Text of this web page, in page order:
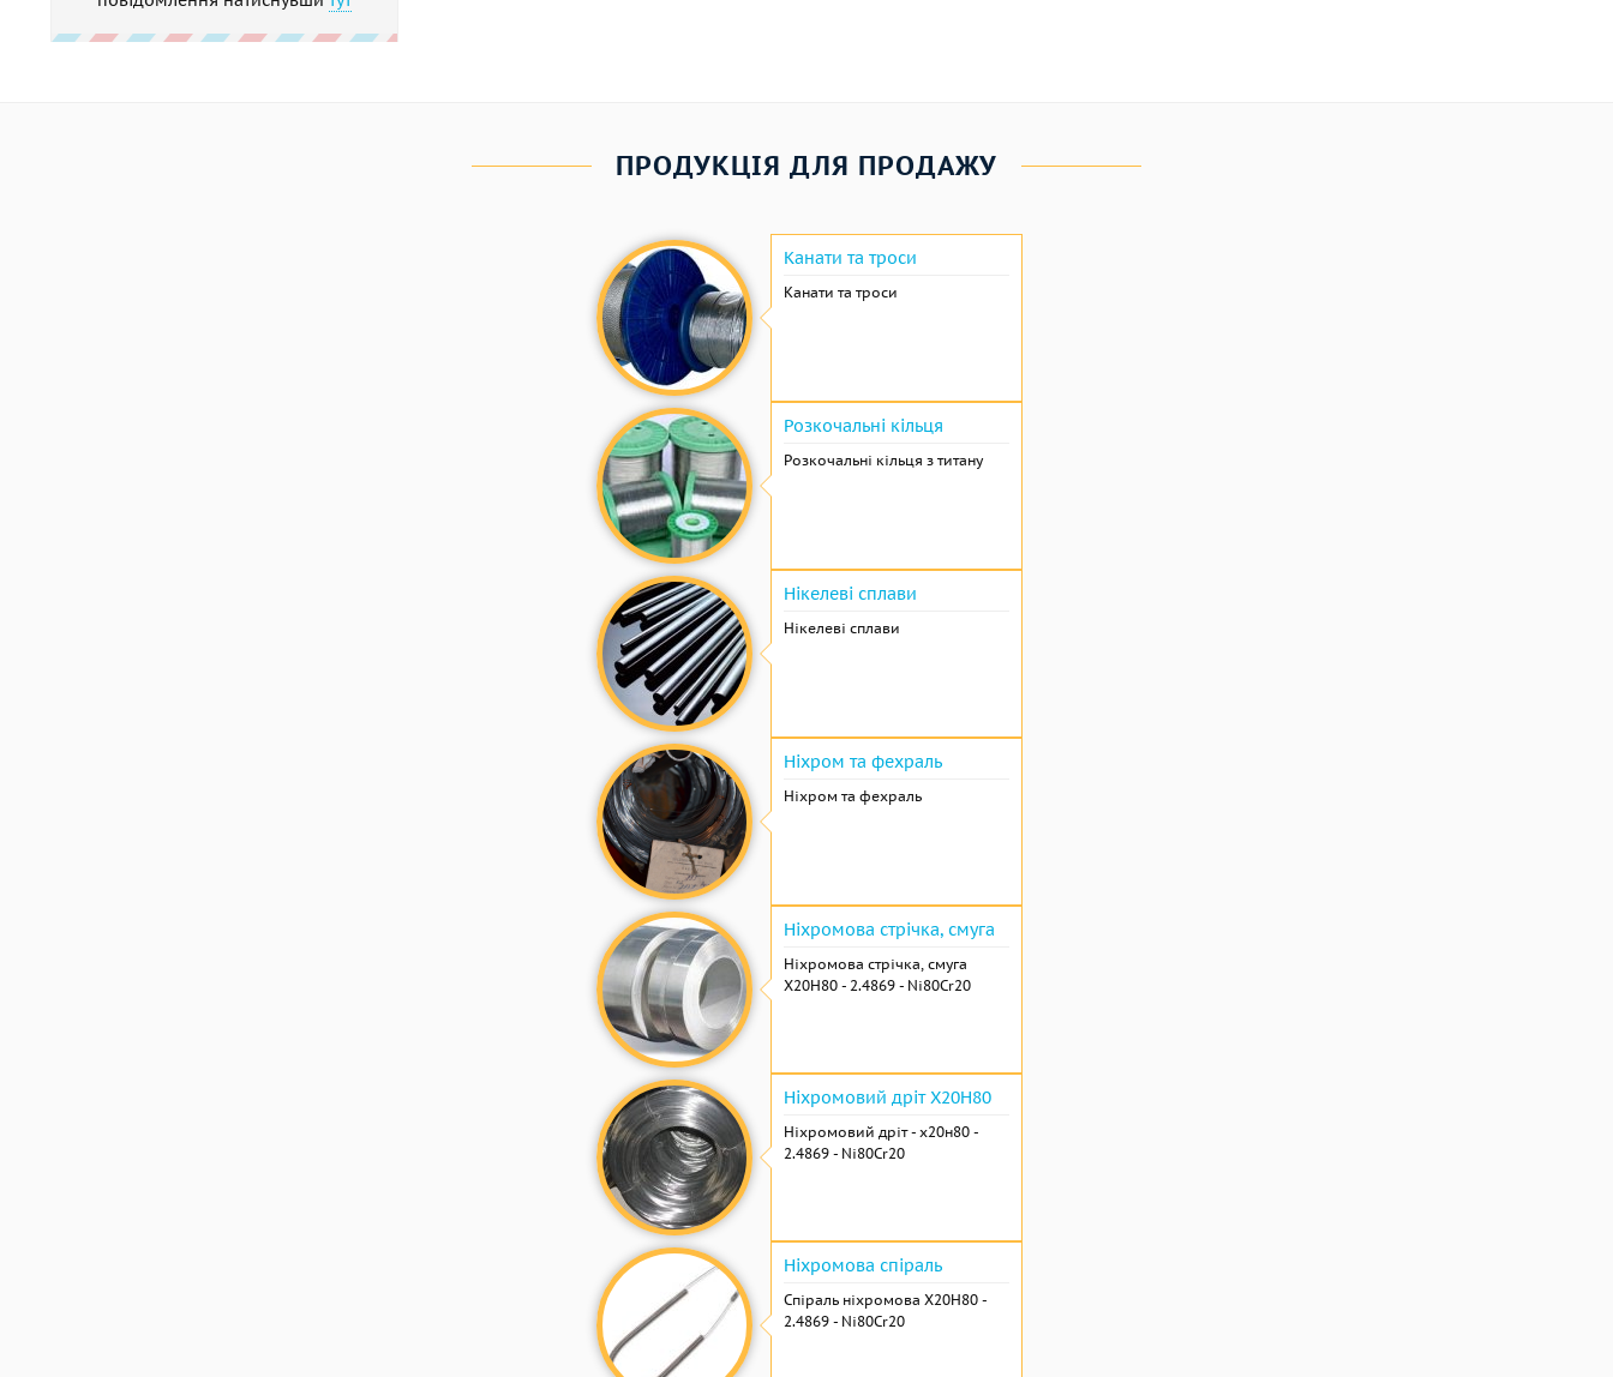
ПРОДУКЦІЯ ДЛЯ ПРОДАЖУ
Канати та троси
Канати та троси
Розкочальні кільця
Розкочальні кільця з титану
Нікелеві сплави
Нікелеві сплави
Ніхром та фехраль
Ніхром та фехраль
Ніхромова стрічка, смуга
Ніхромова стрічка, смуга
Х20Н80 - 2.4869 - Ni80Cr20
Ніхромовий дріт Х20Н80
Ніхромовий дріт - х20н80 -
2.4869 - Ni80Cr20
Ніхромова спіраль
Спіраль ніхромова Х20Н80 -
2.4869 - Ni80Cr20